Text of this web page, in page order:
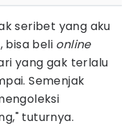
seribet yang aku
bisa beli online
yang gak terlalu
Semenjak
tuturnya.